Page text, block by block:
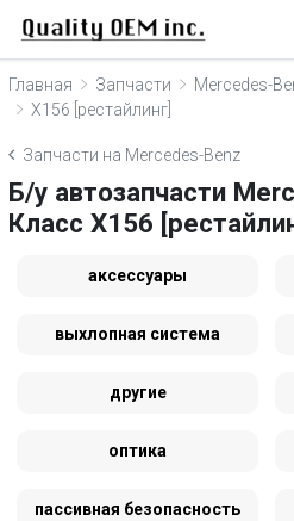
Главная Запчасти Mercedes-
X156 [рестайлинг]
Запчасти на Mercedes-Benz
Б/у автозапчасти
Класс X156
аксессуары
выхлопная система
другие
оптика
пассивная безопасность